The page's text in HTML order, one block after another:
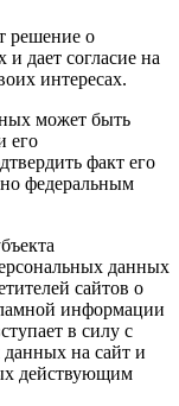
решение о
дает согласие на
интересах.
может быть
его
факт его
федеральным
данных
сайтов о
информации
в силу с
данных на сайт и
действующим